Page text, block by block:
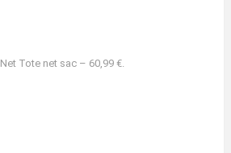
Net Tote net sac – 60,99 €.